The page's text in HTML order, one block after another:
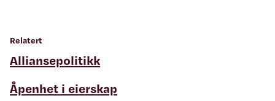
Relatert
Alliansepolitikk
Åpenhet i eierskap